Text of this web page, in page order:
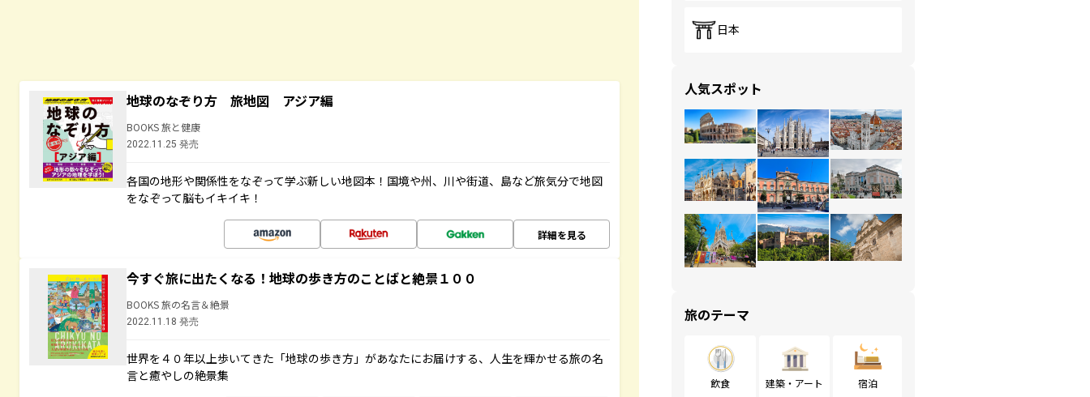
地球のなぞり方 旅地図 アジア編
BOOKS 旅と健康
2022.11.25 発売
各国の地形や関係性をなぞって学ぶ新しい地図本！国境や州、川や街道、島など旅気分で地図
をなぞって脳もイキイキ！
詳細を見る
今すぐ旅に出たくなる！地球の歩き方のことばと絶景１００
BOOKS 旅の名言＆絶景
2022.11.18 発売
世界を４０年以上歩いてきた「地球の歩き方」があなたにお届けする、人生を輝かせる旅の名
言と癒やしの絶景集
日本
人気スポット
旅のテーマ
飲食 建築・アート 宿泊